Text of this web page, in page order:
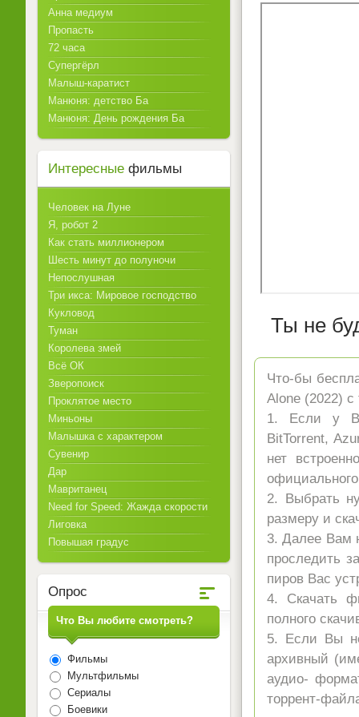
Ты не
Что-бы
Alone (2022) с
1. Если у
BitTorrent,
нет
2. Выбрать
размеру и
3. Далее Вам
проследить
пиров Вас
4. Скачать
полного
5. Если Вы
архивный
аудио-
торрент-
Анна медиум
Пропасть
72 часа
Супергёрл
Малыш-каратист
Манюня: детство Ба
Манюня: День рождения Ба
Интересные фильмы
Человек на Луне
Я, робот 2
Как стать миллионером
Шесть минут до полуночи
Непослушная
Три икса: Мировое господство
Кукловод
Туман
Королева змей
Всё ОК
Зверопоиск
Проклятое место
Миньоны
Малышка с характером
Сувенир
Дар
Мавританец
Need for Speed: Жажда скорости
Лиговка
Повышая градус
Опрос
Что Вы любите смотреть?
Фильмы
Мультфильмы
Сериалы
Боевики